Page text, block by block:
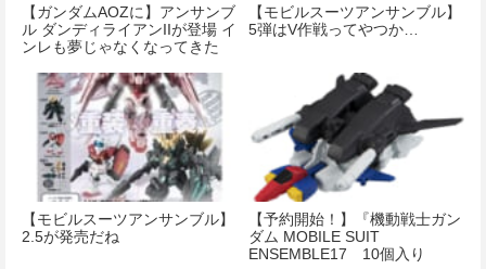
【ガンダムAOZに】アンサンブ
ル ダンディライアンIIが登場 イ
ンレも夢じゃなくなってきた
【モビルスーツアンサンブル】
5弾はV作戦ってやつか…
【モビルスーツアンサンブル】
2.5が発売だね
【予約開始！】『機動戦士ガン
ダム MOBILE SUIT
ENSEMBLE17 10個入り